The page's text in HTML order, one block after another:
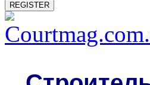
REGISTER